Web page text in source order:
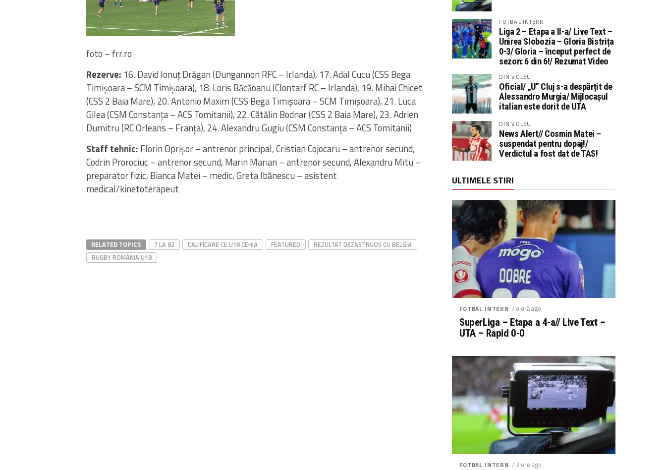
foto – frr.ro
Rezerve: 16. David Ionuț Drăgan (Dungannon RFC – Irlanda), 17. Adal Cucu (CSS Bega
Timișoara – SCM Timișoara), 18. Loris Băcăoanu (Clontarf RC – Irlanda), 19. Mihai Chicet
(CSS 2 Baia Mare), 20. Antonio Maxim (CSS Bega Timișoara – SCM Timișoara), 21. Luca
Gilea (CSM Constanța – ACS Tomitanii), 22. Cătălin Bodnar (CSS 2 Baia Mare), 23. Adrien
Dumitru (RC Orleans – Franța), 24. Alexandru Gugiu (CSM Constanța – ACS Tomitanii)
Staff tehnic: Florin Oprișor – antrenor principal, Cristian Cojocaru – antrenor secund,
Codrin Prorociuc – antrenor secund, Marin Marian – antrenor secund, Alexandru Mitu –
preparator fizic, Bianca Matei – medic, Greta Ibănescu – asistent
medical/kinetoterapeut
RELATED TOPICS 7 LA 82 CALIFICARE CE U18 CEHIA FEATURED
REZULTAT DEZASTRUOS CU BELGIA
RUGBY ROMÂNIA U18
FOTBAL INTERN
Liga 2 – Etapa a II-a/ Live Text –
Unirea Slobozia – Gloria Bistrița
0-3/ Gloria – început perfect de
sezon: 6 din 6!/ Rezumat Video
DIN VOLEU
Oficial/ „U” Cluj s-a despărțit de
Alessandro Murgia/ Mijlocașul
italian este dorit de UTA
DIN VOLEU
News Alert// Cosmin Matei –
suspendat pentru dopaj!/
Verdictul a fost dat de TAS!
ULTIMELE STIRI
FOTBAL INTERN / o oră ago
SuperLiga – Etapa a 4-a// Live Text –
UTA – Rapid 0-0
FOTBAL INTERN / 3 ore ago